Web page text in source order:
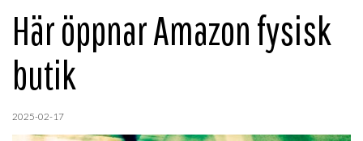
Här öppnar Amazon fysisk
butik
2025-02-17